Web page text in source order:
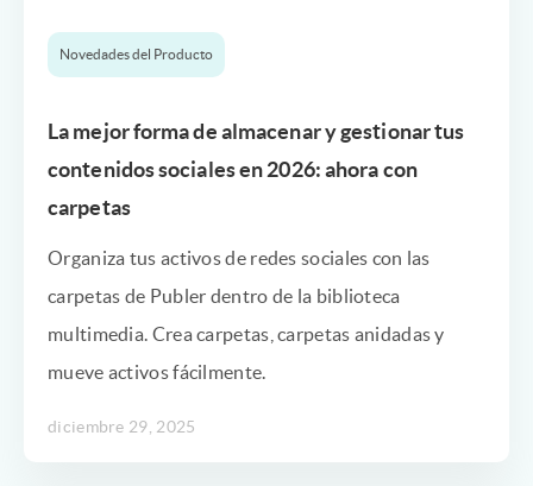
Novedades del Producto
La mejor forma de almacenar y gestionar tus
contenidos sociales en 2026: ahora con
carpetas
Organiza tus activos de redes sociales con las
carpetas de Publer dentro de la biblioteca
multimedia. Crea carpetas, carpetas anidadas y
mueve activos fácilmente.
diciembre 29, 2025